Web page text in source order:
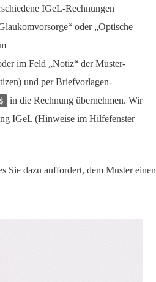
IGeL-Rechnungen
oder „Optische
im Feld „Notiz“ der Muster-
und per Briefvorlagen-
in die Rechnung übernehmen. Wir
IGeL (Hinweise im Hilfefenster
Sie dazu auffordert, dem Muster einen